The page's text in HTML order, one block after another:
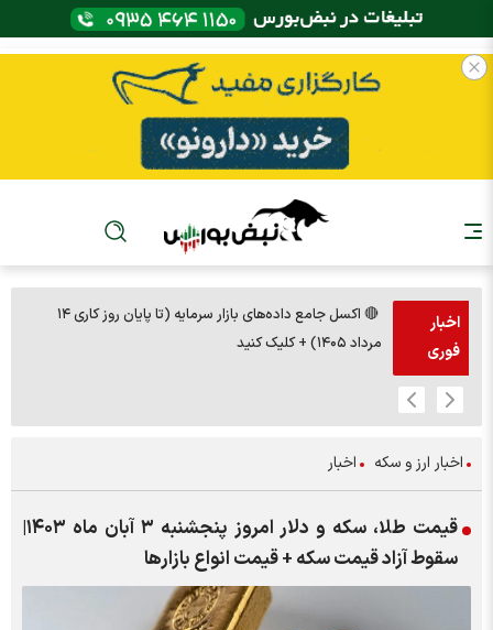
اخبار
فوری
🔴 اکسل جامع داده‌های بازار سرمایه (تا پایان روز کاری ۱۴
مرداد ۱۴۰۵) + کلیک کنید
اخبار ارز و سکه اخبار
قیمت طلا، سکه و دلار امروز پنجشنبه ۳ آبان ماه ۱۴۰۳|
سقوط آزاد قیمت سکه + قیمت انواع بازار‌ها